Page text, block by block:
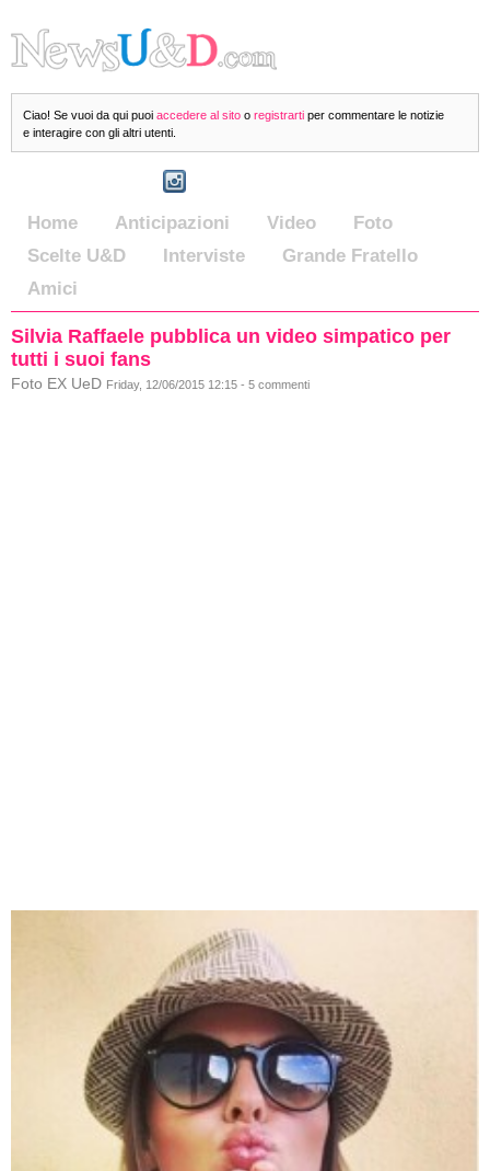
Ciao! Se vuoi da qui puoi accedere al sito o registrarti per commentare le notizie
e interagire con gli altri utenti.
Home Anticipazioni Video
Foto
Scelte U&D
Interviste
Grande Fratello
Amici
Silvia Raffaele pubblica un video simpatico per
tutti i suoi fans
Foto EX UeD Friday, 12/06/2015 12:15 - 5 commenti